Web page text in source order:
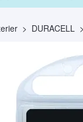
DURACELL